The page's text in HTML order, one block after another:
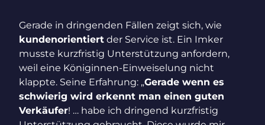
Gerade in dringenden Fällen zeigt sich, wie
kundenorientiert der Service ist. Ein Imker
musste kurzfristig Unterstützung anfordern,
weil eine Königinnen-Einweiselung nicht
klappte. Seine Erfahrung: „Gerade wenn es
schwierig wird erkennt man einen guten
Verkäufer! … habe ich dringend kurzfristig